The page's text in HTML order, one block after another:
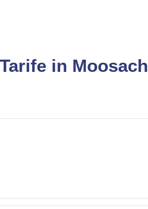
in Moosach